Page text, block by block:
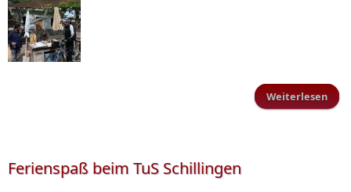
Weiterlesen
Ferienspaß beim TuS Schillingen